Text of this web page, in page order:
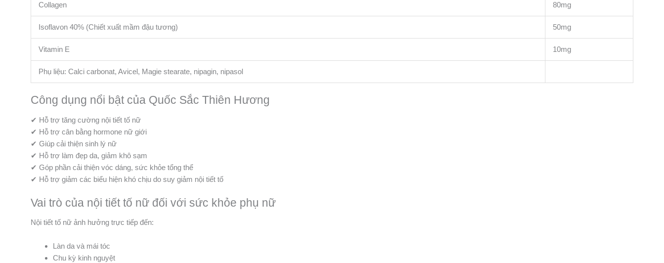
Collagen 80mg
Isoflavon 40% (Chiết xuất mầm đậu tương) 50mg
Vitamin E 10mg
Phụ liệu: Calci carbonat, Avicel, Magie stearate, nipagin, nipasol
Công dụng nổi bật của Quốc Sắc Thiên Hương
✔ Hỗ trợ tăng cường nội tiết tố nữ
✔ Hỗ trợ cân bằng hormone nữ giới
✔ Giúp cải thiện sinh lý nữ
✔ Hỗ trợ làm đẹp da, giảm khô sạm
✔ Góp phần cải thiện vóc dáng, sức khỏe tổng thể
✔ Hỗ trợ giảm các biểu hiện khó chịu do suy giảm nội tiết tố
Vai trò của nội tiết tố nữ đối với sức khỏe phụ nữ
Nội tiết tố nữ ảnh hưởng trực tiếp đến:
Làn da và mái tóc
Chu kỳ kinh nguyệt